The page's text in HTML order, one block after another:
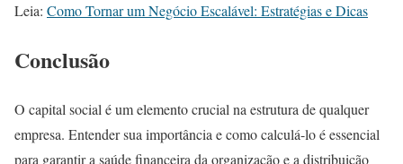
Leia: Como Tornar um Negócio Escalável: Estratégias e Dicas
Conclusão
O capital social é um elemento crucial na estrutura de qualquer
empresa. Entender sua importância e como calculá-lo é essencial
para garantir a saúde financeira da organização e a distribuição